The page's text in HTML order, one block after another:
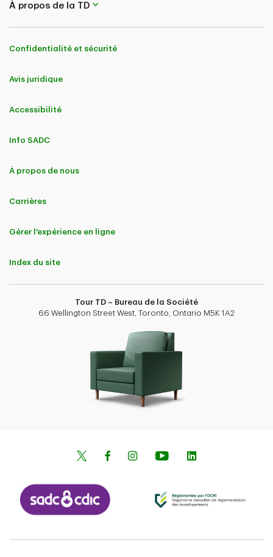
À propos de la TD
Confidentialité et sécurité
Avis juridique
Accessibilité
Info SADC
À propos de nous
Carrières
Gérer l'expérience en ligne
Index du site
Tour TD – Bureau de la Société
66 Wellington Street West, Toronto, Ontario M5K 1A2